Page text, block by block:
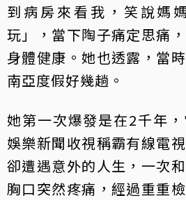
到病房來看我，笑說媽
玩」，當下陶子痛定思痛
身體健康。她也透露，當
南亞度假好幾趟。
她第一次爆發是在2千年
娛樂新聞收視稱霸有線電
卻遭遇意外的人生，一次
胸口突然疼痛，經過重重